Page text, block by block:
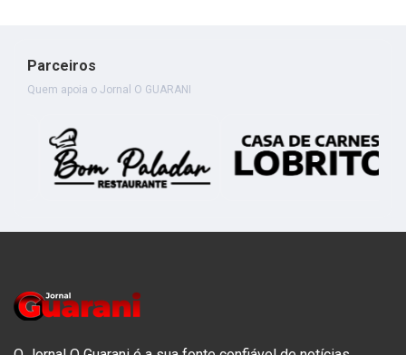
Parceiros
Quem apoia o Jornal O GUARANI